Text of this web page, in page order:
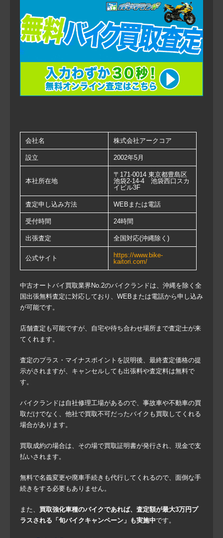
会社名 株式会社アークコア
設立 2002年5月
本社所在地
〒171-0014 東京都豊島区
池袋2-14-4 池袋西口スカ
イビル3F
査定申し込み方法 WEBまたは電話
受付時間 24時間
出張査定 全国対応(沖縄除く)
公式サイト
https://www.bike-
kaitori.com/
中古オートバイ買取業界No.2のバイクランドは、沖縄を除く全
国出張無料査定に対応しており、WEBまたは電話から申し込み
が可能です。
店舗査定も可能ですが、自宅や待ち合わせ場所まで査定士が来
てくれます。
査定のプラス・マイナスポイントを説明後、最終査定価格の提
示がされますが、キャンセルしても出張料や査定料は無料で
す。
バイクランドは自社修理工場があるので、事故車や不動車の買
取だけでなく、他社で買取不可だったバイクも買取してくれる
場合があります。
買取成約の場合は、その場で買取証明書が発行され、現金で支
払いされます。
無料で名義変更や廃車手続きも代行してくれるので、面倒な手
続きをする必要もありません。
また、 買取強化車種のバイクであれば、査定額が最大3万円プ
ラスされる「旬バイクキャンペーン」も実施中です。